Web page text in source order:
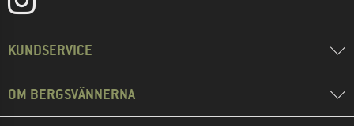
KUNDSERVICE
OM BERGSVÄNNERNA